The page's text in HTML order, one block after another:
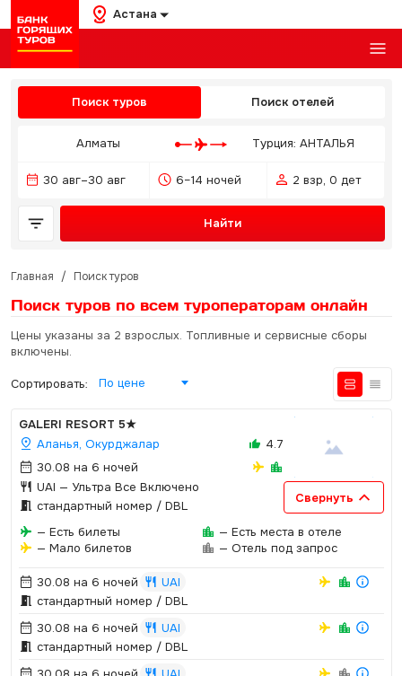
Астана
Поиск туров Поиск отелей
Алматы Турция: АНТАЛЬЯ
30 авг–30 авг 6–14 ночей 2 взр, 0 дет
Найти
Главная / Поиск туров
Поиск туров по всем туроператорам онлайн
Цены указаны за 2 взрослых. Топливные и сервисные сборы
включены.
Сортировать: По цене
GALERI RESORT 5★
Аланья, Окурджалар
30.08 на 6 ночей
UAI — Ультра Все Включено
4.7
стандартный номер / DBL
Свернуть
— Есть билеты
— Мало билетов
— Есть места в отеле
— Отель под запрос
30.08 на 6 ночей
UAI
стандартный номер / DBL
30.08 на 6 ночей
UAI
стандартный номер / DBL